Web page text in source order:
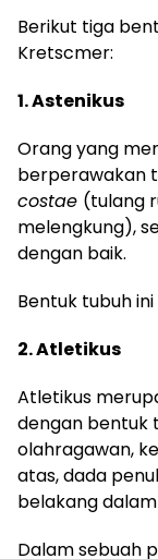
Berikut tiga
Kretscmer:
1. Astenikus
Orang yang
berperawakan
costae (tulang
melengkung),
dengan baik.
Bentuk tubuh
2. Atletikus
Atletikus
dengan bentuk
olahragawan,
atas, dada
belakang
Dalam sebuah